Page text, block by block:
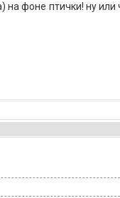
фоне птички! ну или